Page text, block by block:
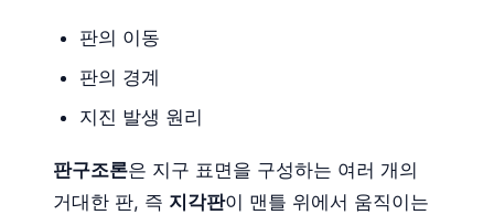
판의 이동
판의 경계
지진 발생 원리
판구조론은 지구 표면을 구성하는 여러 개의
거대한 판, 즉 지각판이 맨틀 위에서 움직이는